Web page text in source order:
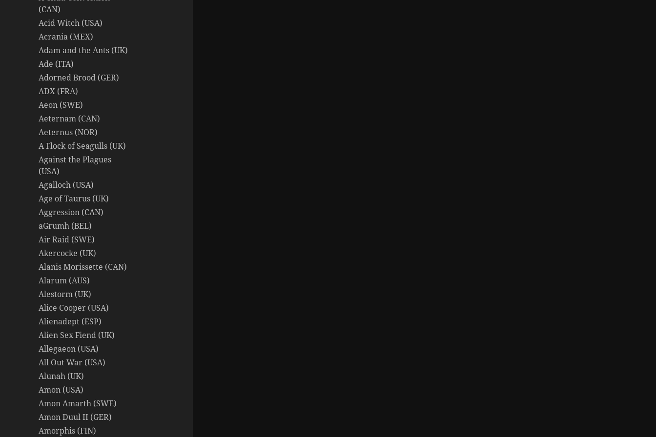
(CAN)
Acid Witch (USA)
Acrania (MEX)
Adam and the Ants (UK)
Ade (ITA)
Adorned Brood (GER)
ADX (FRA)
Aeon (SWE)
Aeternam (CAN)
Aeternus (NOR)
A Flock of Seagulls (UK)
Against the Plagues
(USA)
Agalloch (USA)
Age of Taurus (UK)
Aggression (CAN)
aGrumh (BEL)
Air Raid (SWE)
Akercocke (UK)
Alanis Morissette (CAN)
Alarum (AUS)
Alestorm (UK)
Alice Cooper (USA)
Alienadept (ESP)
Alien Sex Fiend (UK)
Allegaeon (USA)
All Out War (USA)
Alunah (UK)
Amon (USA)
Amon Amarth (SWE)
Amon Duul II (GER)
Amorphis (FIN)